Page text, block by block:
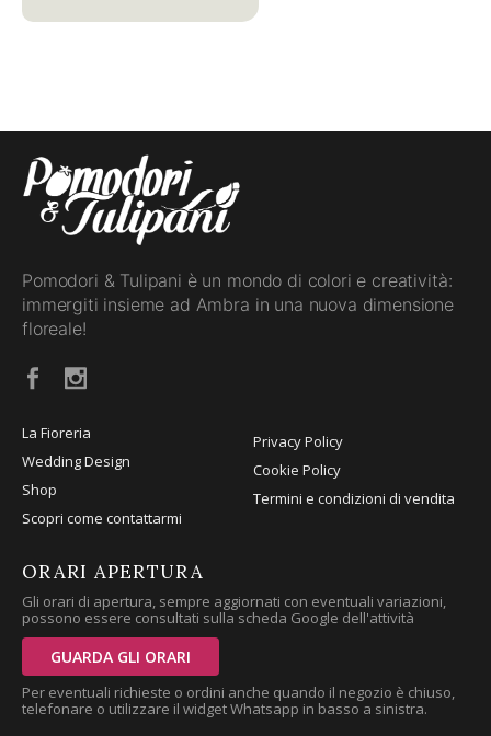
Pomodori & Tulipani è un mondo di colori e creatività:
immergiti insieme ad Ambra in una nuova dimensione
floreale!
La Fioreria
Wedding Design
Shop
Scopri come contattarmi
Privacy Policy
Cookie Policy
Termini e condizioni di vendita
ORARI APERTURA
Gli orari di apertura, sempre aggiornati con eventuali variazioni,
possono essere consultati sulla scheda Google dell'attività
GUARDA GLI ORARI
Per eventuali richieste o ordini anche quando il negozio è chiuso,
telefonare o utilizzare il widget Whatsapp in basso a sinistra.